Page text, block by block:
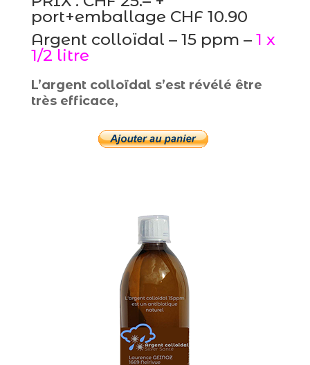
port+emballage CHF 10.90
Argent colloïdal – 15 ppm – 1 x
1/2 litre
L’argent colloïdal s’est révélé être
très efficace,